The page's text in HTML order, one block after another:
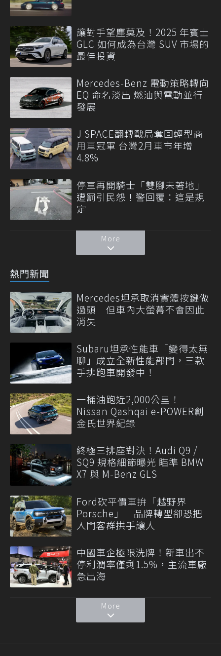
讓對手望塵莫及！2025 年賓士
GLC 如何成為台灣 SUV 市場的
最佳投資
Mercedes-Benz 電動策略轉向
EQ 命名淡出 燃油與電動並行
發展
J SPACE翻轉戰局奪回輕型商
用車冠軍 台灣2月車市年增
4.8%
停車再開騎士「雙腳未著地」
遭罰引民怨！警回覆：這是規
定
More
熱門新聞
Mercedes坦承取消實體按鍵做
過頭 但車內大螢幕不會因此
消失
Subaru坦承性能車「變得太無
聊」成立全新性能部門，三款
手排跑車開發中！
一桶油跑近2,000公里！
Nissan Qashqai e-POWER創
金氏世界紀錄
終極三排座對決！Audi Q9 /
SQ9 規格細節曝光 瞄準 BMW
X7 與 M-Benz GLS
Ford砍平價車拚「越野界
Porsche」 品牌轉型卻恐把
入門客群拱手讓人
中國車企極限洗牌！新車出不
停利潤率僅剩1.5%，主流車廠
急出海
More